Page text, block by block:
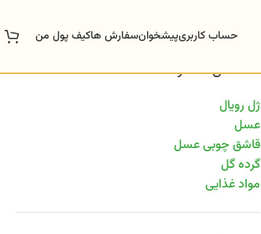
حساب کاربریپیشخوانسفارش هاکیف پول من
دسته‌های محصولات
ژل رویال
عسل
قاشق چوبی عسل
گرده گل
مواد غذایی